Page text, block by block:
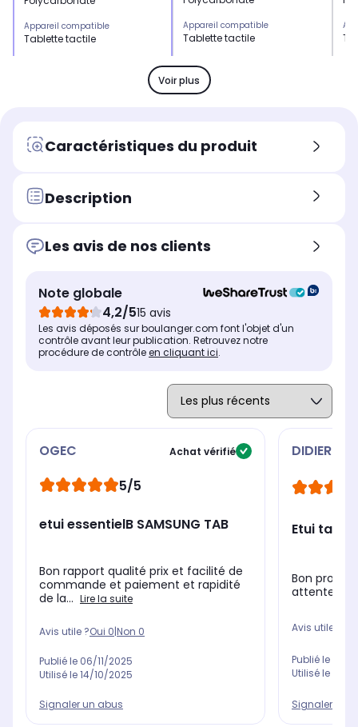
Appareil compatible
Tablette tactile
Appareil compatible
Tablette tactile
Coloris extérieur
Noir
Voir plus
Caractéristiques du produit
Description
Les avis de nos clients
Note globale
4,2/515 avis
Les avis déposés sur boulanger.com font l'objet d'un
contrôle avant leur publication. Retrouvez notre
procédure de contrôleen cliquant ici.
OGEC Achat vérifié
5/5
etui essentielB SAMSUNG TAB
Bon rapport qualité prix et facilité de
commande et paiement et rapidité
de la... Lire la suite
Avis utile ?Oui 0 Non 0
Publié le 06/11/2025
Utilisé le14/10/2025
Signaler un abus
DIDIER
Etui
Bon
attentes
Avis utile ?
Publié le
Utilisé le
Signaler un